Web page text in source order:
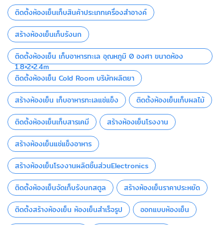
ติดตั้งห้องเย็นเก็บสินค้าประเภทเครื่องสำอางค์
สร้างห้องเย็นเก็บรังนก
ติดตั้งห้องเย็น เก็บอาหารทะเล อุณหภูมิ 0 องศา ขนาดห้อง
1.8×2×2.4m
ติดตั้งห้องเย็น Cold Room บริษัทผลิตยา
สร้างห้องเย็น เก็บอาหารทะเลแช่แข็ง
ติดตั้งห้องเย็นเก็บผลไม้
ติดตั้งห้องเย็นเก็บสารเคมี
สร้างห้องเย็นโรงงาน
สร้างห้องเย็นแช่แข็งอาหาร
สร้างห้องเย็นโรงงานผลิตชิ้นส่วนElectronics
ติดตั้งห้องเย็นจัดเก็บรังนกสตูล
สร้างห้องเย็นราคาประหยัด
ติดตั้งสร้างห้องเย็น ห้องเย็นสำเร็จรูป
ออกแบบห้องเย็น